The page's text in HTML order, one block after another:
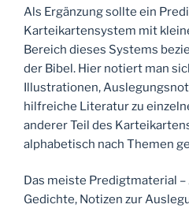
Als Ergänzung sollte ein
Karteikartensystem mit
Bereich dieses Systems
der Bibel. Hier notiert man
Illustrationen,
hilfreiche Literatur zu
anderer Teil des
alphabetisch nach Themen
Das meiste Predigtmaterial
Gedichte, Notizen zur